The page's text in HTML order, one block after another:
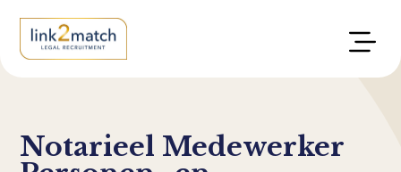
Notarieel Medewerker